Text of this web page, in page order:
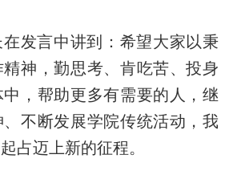
发言中讲到：希望大家以秉
神，勤思考、肯吃苦、投身
，帮助更多有需要的人，继
不断发展学院传统活动，我
占迈上新的征程。